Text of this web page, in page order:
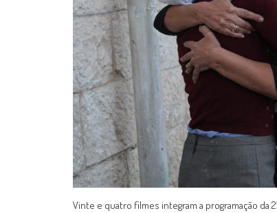
Vinte e quatro filmes integram a programação da